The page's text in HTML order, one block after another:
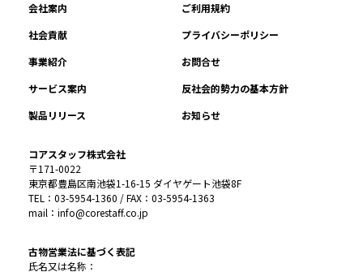
会社案内
ご利用規約
社会貢献
プライバシーポリシー
事業紹介
お問合せ
サービス案内
反社会的勢力の基本方針
製品リリース
お知らせ
コアスタッフ株式会社
〒171-0022
東京都豊島区南池袋1-16-15 ダイヤゲート池袋8F
TEL：03-5954-1360 / FAX：03-5954-1363
mail：info@corestaff.co.jp
古物営業法に基づく表記
氏名又は名称：